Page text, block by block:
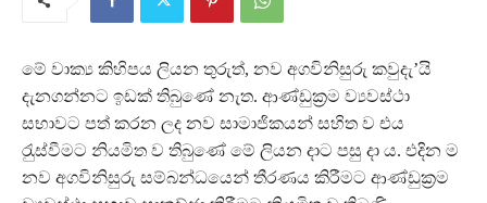
මේ වාක්‍ය කිහිපය ලියන තුරුත්, නව අගවිනිසුරු කවුදැ’යි
දැනගන්නට ඉඩක් තිබුණේ නැත. ආණ්ඩුක‍්‍රම ව්‍යවස්ථා
සභාවට පත් කරන ලද නව සාමාජිකයන් සහිත ව එය
රැුස්වීමට නියමිත ව තිබුණේ මේ ලියන දාට පසු දා ය. එදින ම
නව අගවිනිසුරු සම්බන්ධයෙන් තීරණය කිරීමට ආණ්ඩුක‍්‍රම